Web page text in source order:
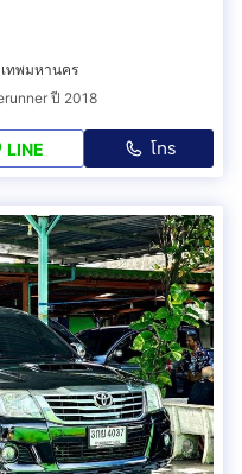
ทพมหานคร
ปี 2018
LINE โทร